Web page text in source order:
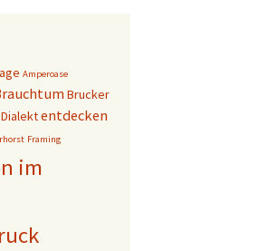
Amperoase
Brucker
Dialektentdecken
Framing
im